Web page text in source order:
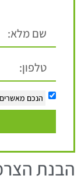
הנכם
הבנת